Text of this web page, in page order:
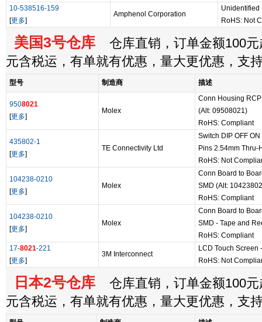
10-538516-159
[更多]
Amphenol Corporation
Unidentified
RoHS: Not
美国3号仓库 仓库直销，订单金额100元
元含税运，有单就有优惠，量大更优惠，支
型号 制造商 描述
9508021
[更多]
Molex
Conn Housing
(Alt: 09508021)
RoHS: Compliant
435802-1
[更多]
TE Connectivity Ltd
Switch DIP OFF
Pins 2.54mm
RoHS: Not
104238-0210
[更多]
Molex
Conn Board to
SMD (Alt:
RoHS: Compliant
104238-0210
[更多]
Molex
Conn Board to
SMD - Tape and
RoHS: Compliant
17-8021-221
[更多]
3M Interconnect
LCD Touch Screen
RoHS: Not
日本2号仓库 仓库直销，订单金额100元
元含税运，有单就有优惠，量大更优惠，支